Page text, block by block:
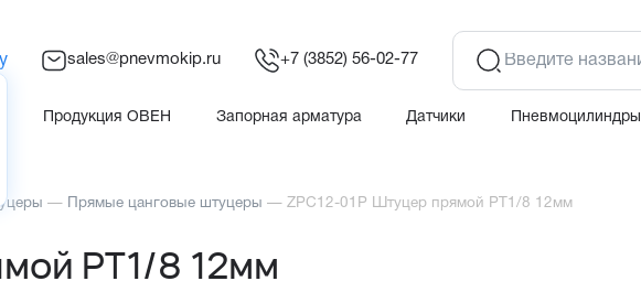
sales@pnevmokip.ru +7 (3852) 56-02-77
Продукция ОВЕН Запорная арматура Датчики Пневмоцилиндры
— Прямые цанговые штуцеры — ZPC12-01P Штуцер прямой PT1/8 12мм
PT1/8 12мм